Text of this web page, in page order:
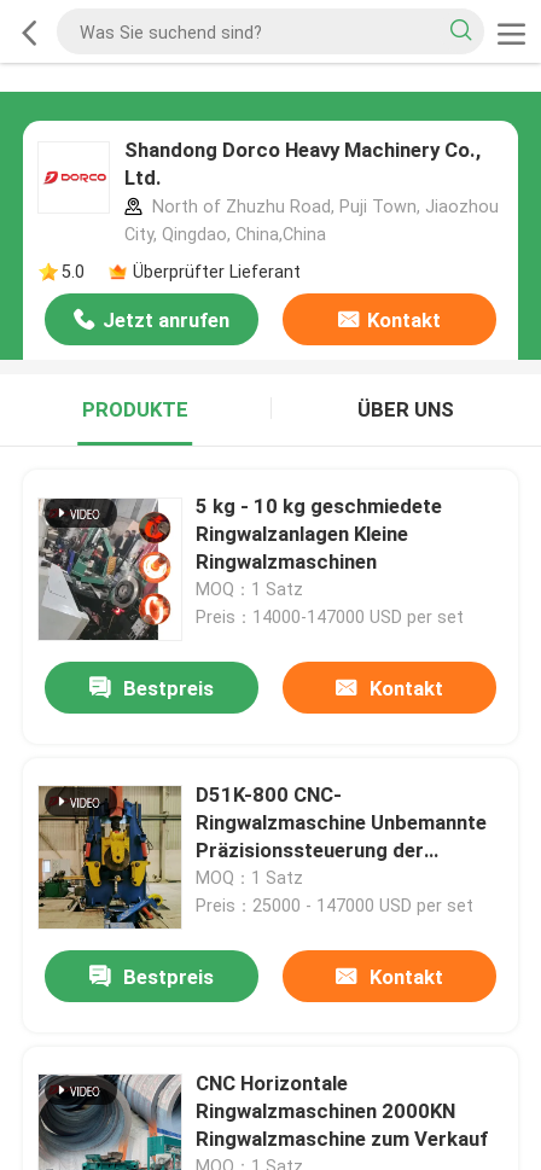
Shandong Dorco Heavy Machinery Co.,
Ltd.
North of Zhuzhu Road, Puji Town, Jiaozhou
City, Qingdao, China,China
5.0
Überprüfter Lieferant
Jetzt anrufen Kontakt
PRODUKTE ÜBER UNS
5 kg - 10 kg geschmiedete
Ringwalzanlagen Kleine
Ringwalzmaschinen
MOQ：1 Satz
Preis：14000-147000 USD per set
Bestpreis Kontakt
D51K-800 CNC-
Ringwalzmaschine Unbemannte
Präzisionssteuerung der
Produktion
MOQ：1 Satz
Preis：25000 - 147000 USD per set
Bestpreis Kontakt
CNC Horizontale
Ringwalzmaschinen 2000KN
Ringwalzmaschine zum Verkauf